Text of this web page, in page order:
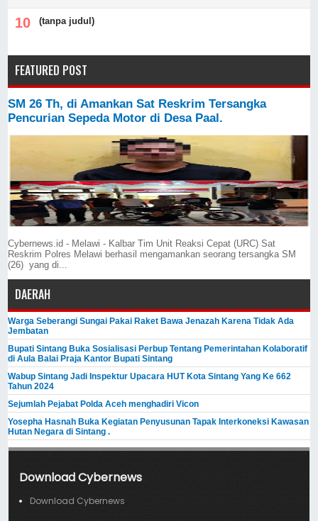
(tanpa judul)
FEATURED POST
SM 26 Th, di Amankan Sat Reskrim Tersangka
Pencurian Sepeda Motor di Desa Paal.
Cybernews.id - Melawi - Kalbar Tim Unit Reaksi Cepat (URC) Sat
Reskrim Polres Melawi berhasil mengamankan seorang tersangka SM
(26) yang di...
DAERAH
Warga Seberangi Sungai Pakai Raket Bawa Jenazah Karena Tidak Ada
Jembatan
Bupati Sintang Buka Sosialisasi Perbup Tentang Pemerintahan Kolaboratif
di Aula Balai Praja Kantor Bupati Sintang
Wabup Sintang Jadi Inspektur Upacara HUT Kota Sintang Yang Ke 662
Tahun 2024
Sejumlah Pejabat Polda Aceh menghadiri Vicon
Yosepha Hasnah Buka Kegiatan Penyusunan Tapak Interkoneksi Kawasan
Hutan Negara di Sintang .
Download Cybernews
Download Cybernews